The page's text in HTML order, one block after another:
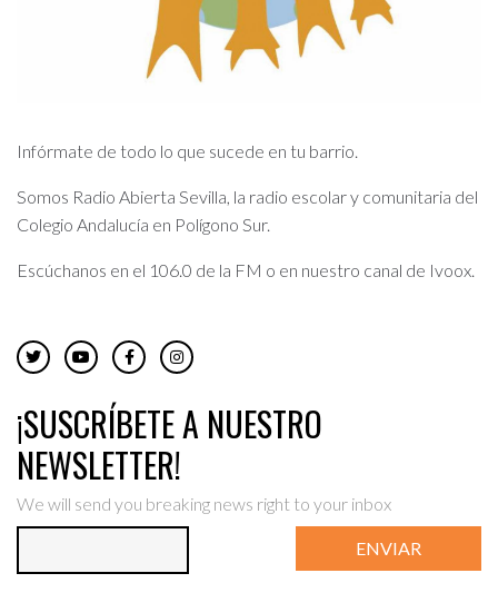
Infórmate de todo lo que sucede en tu barrio.
Somos Radio Abierta Sevilla, la radio escolar y comunitaria del
Colegio Andalucía en Polígono Sur.
Escúchanos en el 106.0 de la FM o en nuestro canal de Ivoox.
¡SUSCRÍBETE A NUESTRO
NEWSLETTER!
We will send you breaking news right to your inbox
ENVIAR